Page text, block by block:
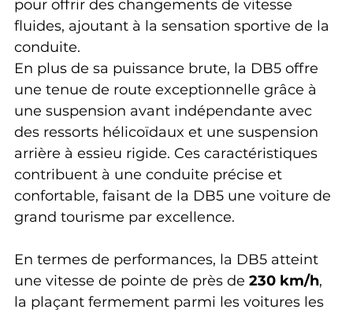
pour offrir des changements de vitesse
fluides, ajoutant à la sensation sportive de la
conduite.
En plus de sa puissance brute, la DB5 offre
une tenue de route exceptionnelle grâce à
une suspension avant indépendante avec
des ressorts hélicoïdaux et une suspension
arrière à essieu rigide. Ces caractéristiques
contribuent à une conduite précise et
confortable, faisant de la DB5 une voiture de
grand tourisme par excellence.
En termes de performances, la DB5 atteint
une vitesse de pointe de près de 230 km/h,
la plaçant fermement parmi les voitures les